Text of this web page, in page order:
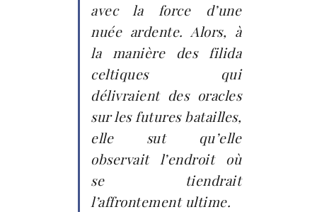
avec la force d’une
nuée ardente. Alors, à
la manière des filida
celtiques qui
délivraient des oracles
sur les futures batailles,
elle sut qu’elle
observait l’endroit où
se tiendrait
l’affrontement ultime.